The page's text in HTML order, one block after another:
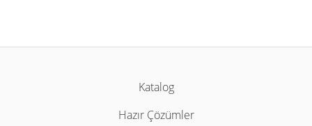
Katalog
Hazır Çözümler